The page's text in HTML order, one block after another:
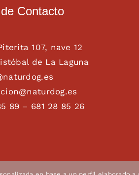
Contacto
107, nave 12
de La Laguna
89 – 681 28 85 26